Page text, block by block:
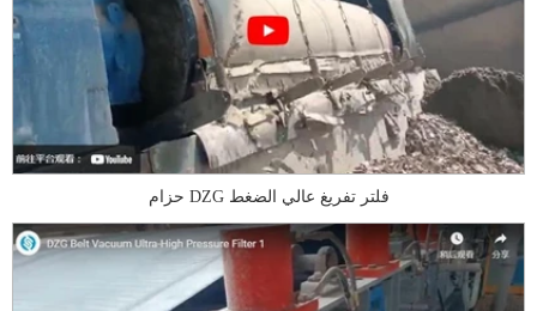
حزام DZG فلتر تفريغ عالي الضغط